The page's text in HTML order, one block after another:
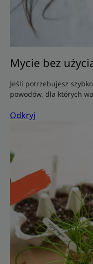
Mycie bez
Jeśli potrzebujesz
powodów, dla których
Odkryj
ogrodu
w
domu
z
dziećmi